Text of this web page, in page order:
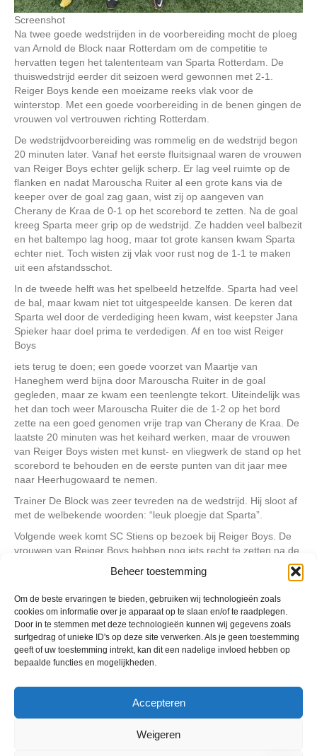
Beheer toestemming
Om de beste ervaringen te bieden, gebruiken wij technologieën zoals
cookies om informatie over je apparaat op te slaan en/of te raadplegen.
Door in te stemmen met deze technologieën kunnen wij gegevens zoals
surfgedrag of unieke ID's op deze site verwerken. Als je geen toestemming
geeft of uw toestemming intrekt, kan dit een nadelige invloed hebben op
bepaalde functies en mogelijkheden.
Accepteren
Weigeren
Screenshot
Na twee goede wedstrijden in de voorbereiding mocht de ploeg
van Arnold de Block naar Rotterdam om de competitie te
hervatten tegen het talententeam van Sparta Rotterdam. De
thuiswedstrijd eerder dit seizoen werd gewonnen met 2-1.
Reiger Boys kende een moeizame reeks vlak voor de
winterstop. Met een goede voorbereiding in de benen gingen de
vrouwen vol vertrouwen richting Rotterdam.
De wedstrijdvoorbereiding was rommelig en de wedstrijd begon
20 minuten later. Vanaf het eerste fluitsignaal waren de vrouwen
van Reiger Boys echter gelijk scherp. Er lag veel ruimte op de
flanken en nadat Marouscha Ruiter al een grote kans via de
keeper over de goal zag gaan, wist zij op aangeven van
Cherany de Kraa de 0-1 op het scorebord te zetten. Na de goal
kreeg Sparta meer grip op de wedstrijd. Ze hadden veel balbezit
en het baltempo lag hoog, maar tot grote kansen kwam Sparta
echter niet. Toch wisten zij vlak voor rust nog de 1-1 te maken
uit een afstandsschot.
In de tweede helft was het spelbeeld hetzelfde. Sparta had veel
de bal, maar kwam niet tot uitgespeelde kansen. De keren dat
Sparta wel door de verdediging heen kwam, wist keepster Jana
Spieker haar doel prima te verdedigen. Af en toe wist Reiger
Boys
iets terug te doen; een goede voorzet van Maartje van
Haneghem werd bijna door Marouscha Ruiter in de goal
gegleden, maar ze kwam een teenlengte tekort. Uiteindelijk was
het dan toch weer Marouscha Ruiter die de 1-2 op het bord
zette na een goed genomen vrije trap van Cherany de Kraa. De
laatste 20 minuten was het keihard werken, maar de vrouwen
van Reiger Boys wisten met kunst- en vliegwerk de stand op het
scorebord te behouden en de eerste punten van dit jaar mee
naar Heerhugowaard te nemen.
Trainer De Block was zeer tevreden na de wedstrijd. Hij sloot af
met de welbekende woorden: “leuk ploegje dat Sparta”.
Volgende week komt SC Stiens op bezoek bij Reiger Boys. De
vrouwen van Reiger Boys hebben nog iets recht te zetten na de
gebruiken! De wedstrijd start om 12.30 uur.
Geplaatst inBerichten seizoen 2022-2023